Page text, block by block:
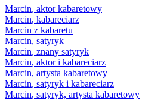
Marcin, aktor kabaretowy
Marcin, kabareciarz
Marcin z kabaretu
Marcin, satyryk
Marcin, znany satyryk
Marcin, aktor i kabareciarz
Marcin, artysta kabaretowy
Marcin, satyryk i kabareciarz
Marcin, satyryk, artysta kabaretowy